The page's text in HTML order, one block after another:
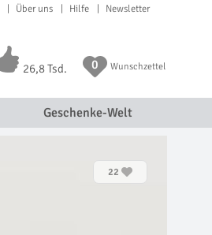
Über uns Hilfe Newsletter
26,8 Tsd. 0 Wunschzettel
Geschenke-Welt
22